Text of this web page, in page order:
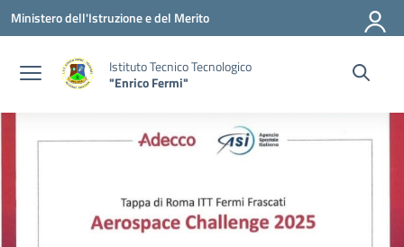
Vai ai contenuti
Vai al menu di navigazione
Vai al footer
Ministero dell'Istruzione e del Merito
Istituto Tecnico Tecnologico
"Enrico Fermi"